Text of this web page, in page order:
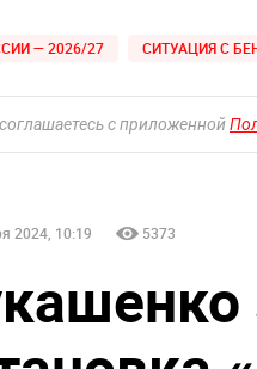
— 2026/27 СИТУАЦИЯ С
с приложенной
2024, 10:19 5373